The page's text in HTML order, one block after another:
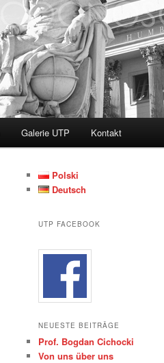
Galerie UTP Kontakt
Polski
Deutsch
UTP FACEBOOK
NEUESTE BEITRÄGE
Prof. Bogdan Cichocki
Von uns über uns